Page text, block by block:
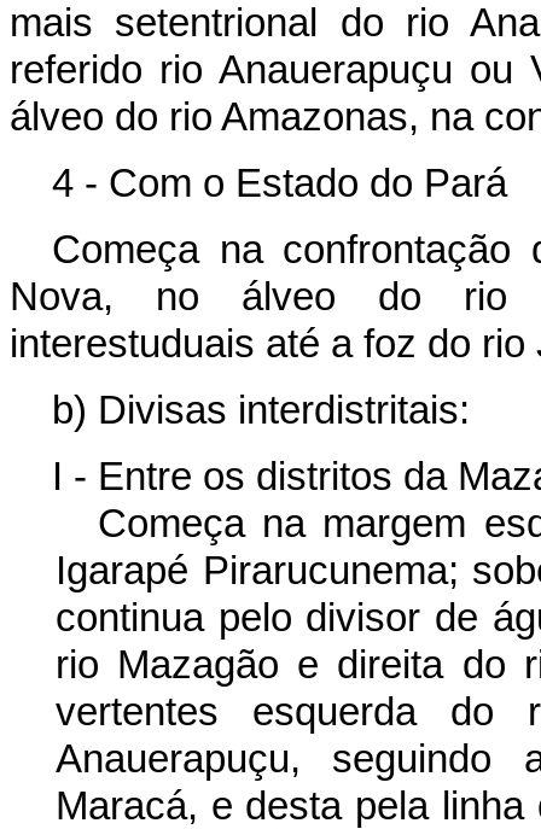
mais setentrional do rio
referido rio Anauerapuçu
álveo do rio Amazonas, na
4 - Com o Estado do Pará
Começa na
Nova, no álveo do rio
interestuduais até a foz do rio
b) Divisas interdistritais:
I - Entre os distritos da
Começa na margem
Igarapé Pirarucunema;
continua pelo divisor de
rio Mazagão e direita do
vertentes esquerda
Anauerapuçu,
Maracá, e desta pela